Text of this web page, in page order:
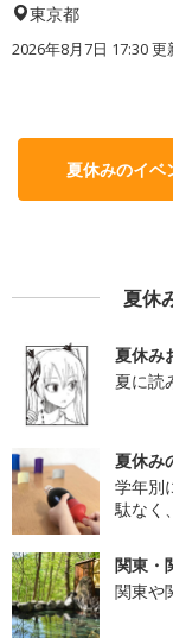
東京都
2026年8月7日 17:30更
夏休みのイベ
夏休
夏休み
夏に読
夏休み
学年別
駄なく
関東・
関東や